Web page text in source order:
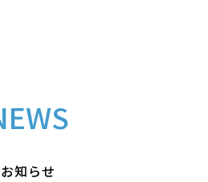
お知らせ